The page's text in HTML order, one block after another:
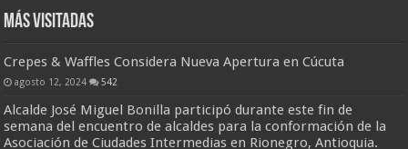
Más visitadas
Crepes & Waffles Considera Nueva Apertura en Cúcuta
agosto 12, 2024 542
Alcalde José Miguel Bonilla participó durante este fin de
semana del encuentro de alcaldes para la conformación de la
Asociación de Ciudades Intermedias en Rionegro, Antioquia.